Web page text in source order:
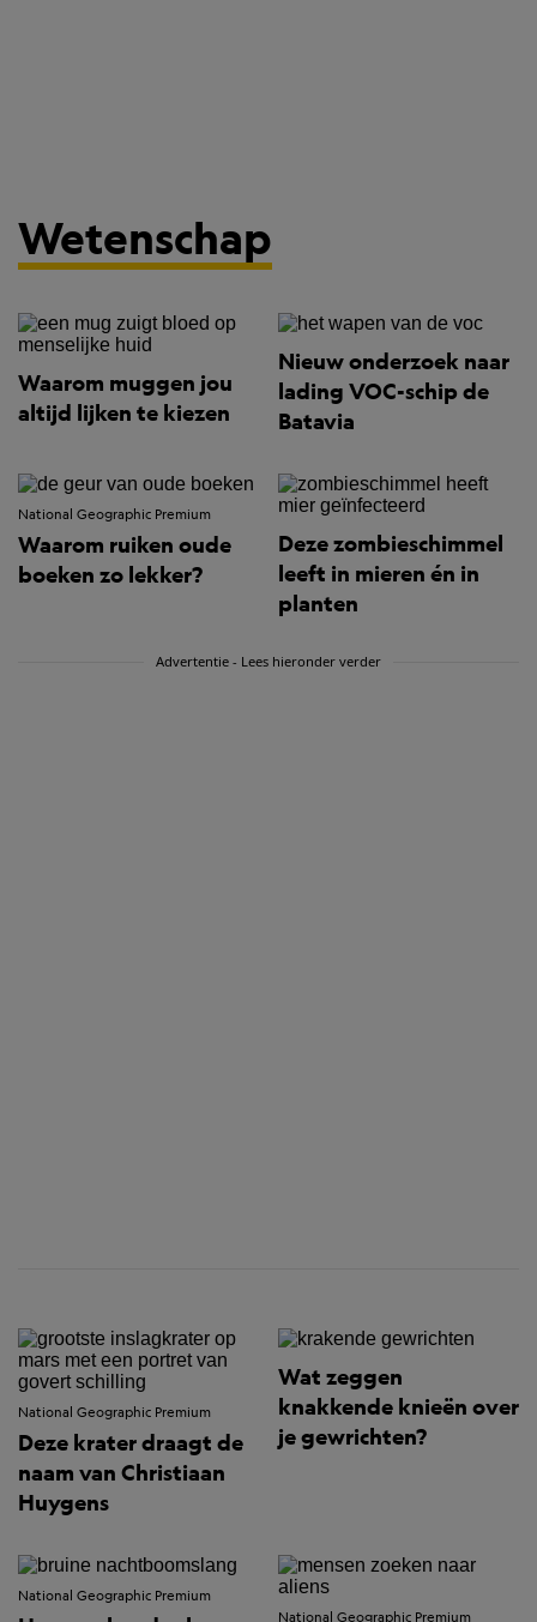
Wetenschap
Waarom muggen jou
altijd lijken te kiezen
Nieuw onderzoek naar
lading VOC-schip de
Batavia
National Geographic Premium
Waarom ruiken oude
boeken zo lekker?
Deze zombieschimmel
leeft in mieren én in
planten
Advertentie - Lees hieronder verder
National Geographic Premium
Deze krater draagt de
naam van Christiaan
Huygens
Wat zeggen
knakkende knieën over
je gewrichten?
National Geographic Premium
National Geographic Premium